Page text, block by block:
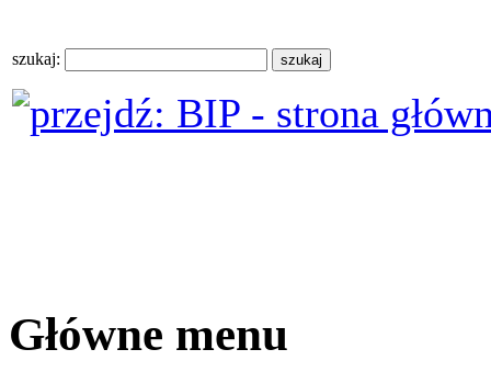
szukaj:
Główne menu